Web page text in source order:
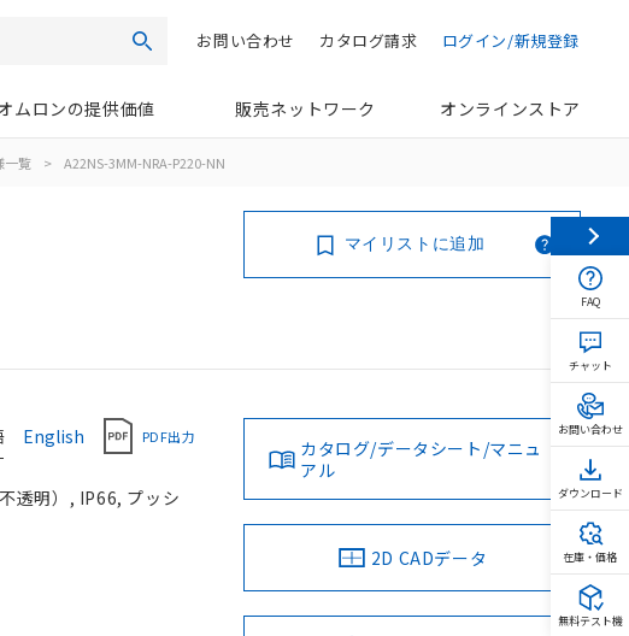
検索 ログイン/新規登録
カタログ請求
お問い合わせ
ムロンの提供価値 販売ネットワーク オンラインストア
一覧 > A22NS-3MM-NRA-P220-NN
マイリストに追加
English PDF出力
透明）, IP66, プッシ
カタログ/データシート/マニュ
アル
2D CADデータ
FAQ
チャット
お問い合わせ
ダウンロード
在庫・価格
無料テスト機